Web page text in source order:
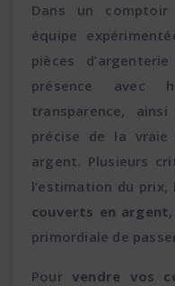
Dans un
équipe
pièces
présence avec
transparence,
précise de la
argent. Plusieurs
l’estimation du prix,
couverts en argent
primordiale de
Pourvendre vos